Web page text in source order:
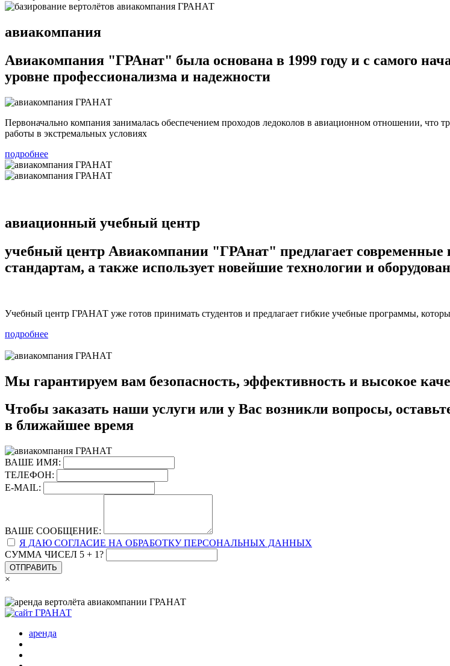
авиакомпания
Авиакомпания "ГРАнат" была основана в 1999 году и с самого
уровне профессионализма и надежности
Первоначально компания занималась обеспечением проходов ледоколов в авиационном отношении, что
работы в экстремальных условиях
подробнее
авиационный учебный центр
учебный центр Авиакомпании "ГРАнат" предлагает
стандартам, а также использует новейшие технологии и
Учебный центр ГРАНАТ уже готов принимать студентов и предлагает гибкие учебные программы,
подробнее
Мы гарантируем вам безопасность, эффективность и высокое
Чтобы заказать наши услуги или у Вас возникли вопросы,
в ближайшее время
ВАШЕ ИМЯ:
ТЕЛЕФОН:
E-MAIL:
ВАШЕ СООБЩЕНИЕ:
Я ДАЮ СОГЛАСИЕ НА ОБРАБОТКУ ПЕРСОНАЛЬНЫХ ДАННЫХ
СУММА ЧИСЕЛ 5 + 1?
ОТПРАВИТЬ
×
аренда